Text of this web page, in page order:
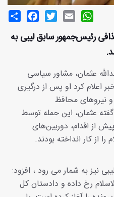
Share
FacebookTwitterEmail
WhatsApp
رئیس‌جمهور سابق لیبی به
عثمان، مشاور سیاسی
اعلام کرد او پس از درگیری
نیروهای محافظ
عثمان، این حمله توسط
از اقدام، دوربین‌های
از کار انداخته بودند.
نیز به شمار می رود ، افزود:
رخ داده و دادستان کل